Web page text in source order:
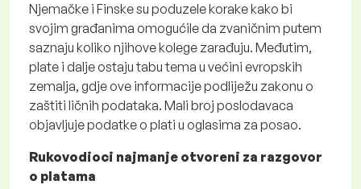
Njemačke i Finske su poduzele korake kako bi
svojim građanima omogućile da zvaničnim putem
saznaju koliko njihove kolege zarađuju. Međutim,
plate i dalje ostaju tabu tema u većini evropskih
zemalja, gdje ove informacije podliježu zakonu o
zaštiti ličnih podataka. Mali broj poslodavaca
objavljuje podatke o plati u oglasima za posao.
Rukovodioci najmanje otvoreni za razgovor
o platama